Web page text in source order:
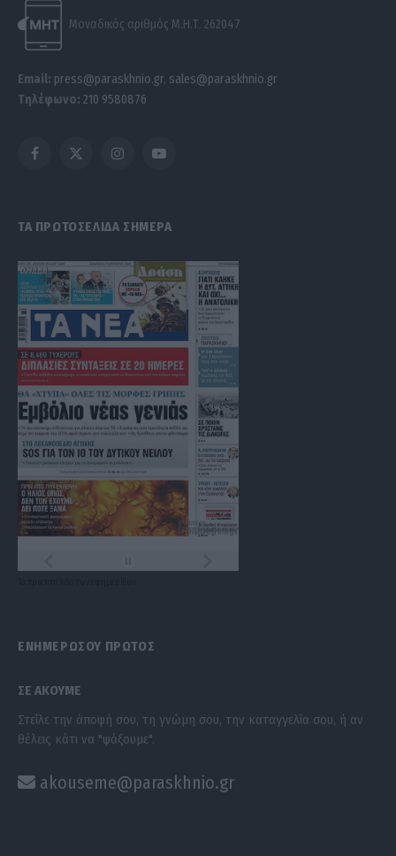
Μοναδικός αριθμός Μ.Η.Τ. 262047
Email: press@paraskhnio.gr, sales@paraskhnio.gr
Τηλέφωνο: 210 9580876
Facebook
X
InstagramYouTube
ΤΑ ΠΡΩΤΟΣΕΛΙΔΑ ΣΗΜΕΡΑ
ΕΝΗΜΕΡΩΣΟΥ ΠΡΩΤΟΣ
ΣΕ ΑΚΟΥΜΕ
Στείλε την άποψή σου, τη γνώμη σου, την καταγγελία σου, ή αν
θέλεις κάτι να "ψάξουμε".
akouseme@paraskhnio.gr